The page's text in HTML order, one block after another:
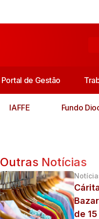
Portal de Gestão
IAFFE Fundo
Outras Notícias
de